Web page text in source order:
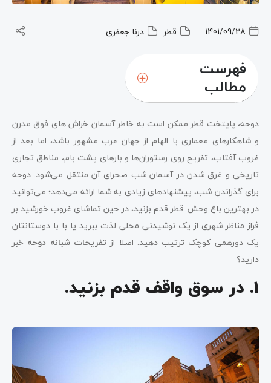
1401/09/28 قطر درنا جعفری
فهرست
مطالب
2. تراس قلیان در هتل چهار فصل دوحه
3. تجربه کروز همراه با شام در atardecer
4. نوشیدنی‌های خوشمزه و رنگی در تراس در آزوته
5. سافاری شبانه برای کویر
6. جزیره زیبای مروارید قطر
دوحه، پایتخت قطر ممکن است به خاطر آسمان خراش های فوق مدرن
و شاهکارهای معماری با الهام از جهان عرب مشهور باشد، اما بعد از
غروب آفتاب، تفریح ​روی رستوران‌ها و بارهای پشت بام، مناطق تجاری
تاریخی و غرق شدن در آسمان شب صحرای آن منتقل می‌شود. دوحه
برای گذراندن شب، پیشنهادهای زیادی به شما ارائه می‌دهد؛ می‌توانید
در بهترین باغ وحش قطر قدم بزنید، در حین تماشای غروب خورشید بر
فراز مناظر شهری از یک نوشیدنی محلی لذت ببرید یا با با دوستانتان
یک دورهمی کوچک ترتیب دهید. اصلا از تفریحات شبانه دوحه خبر
دارید؟
1. در سوق واقف قدم بزنید.